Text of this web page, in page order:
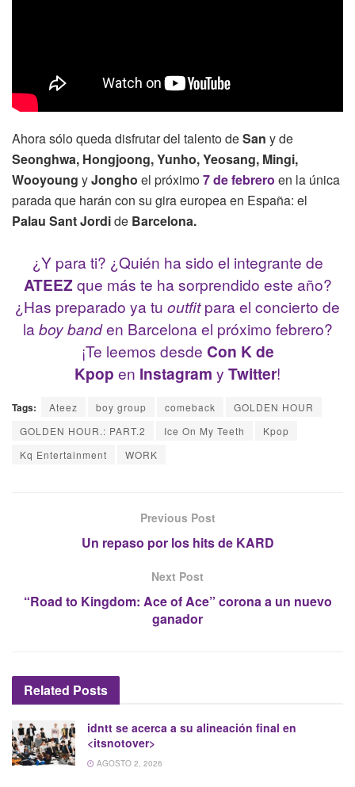
Ahora sólo queda disfrutar del talento deSan y de
Seonghwa, Hongjoong, Yunho, Yeosang, Mingi,
Wooyoung yJongho el próximo7 de febrero en la única
parada que harán con su gira europea en España: el
Palau Sant Jordide Barcelona.
¿Y para ti? ¿Quién ha sido el integrante de
ATEEZ que más te ha sorprendido este año?
¿Has preparado ya tu outfitpara el concierto de
laboy banden Barcelona el próximo febrero?
¡Te leemos desde Con K de
Kpop en Instagram y Twitter!
Tags: Ateez boy group comeback
GOLDEN HOUR
GOLDEN HOUR.: PART.2
Ice On My Teeth
Kpop
Kq Entertainment
WORK
Previous Post
Un repaso por los hits de KARD
Next Post
“Road to Kingdom: Ace of Ace” corona a un nuevo
ganador
Related Posts
idntt se acerca a su alineación final en
<itsnotover>
AGOSTO 2, 2026